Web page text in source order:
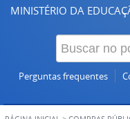
MINISTÉRIO DA
Perguntas frequentes